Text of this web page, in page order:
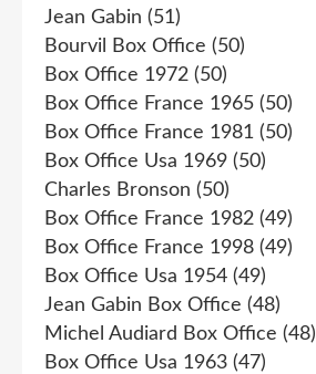
Jean Gabin (51)
Bourvil Box Office (50)
Box Office 1972 (50)
Box Office France 1965 (50)
Box Office France 1981 (50)
Box Office Usa 1969 (50)
Charles Bronson (50)
Box Office France 1982 (49)
Box Office France 1998 (49)
Box Office Usa 1954 (49)
Jean Gabin Box Office (48)
Michel Audiard Box Office (48)
Box Office Usa 1963 (47)